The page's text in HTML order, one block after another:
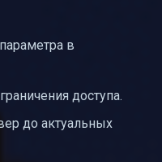
в
доступа.
до актуальных